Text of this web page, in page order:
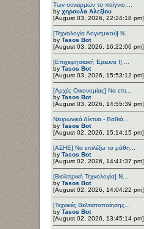
Των συνειρμών το παίγνιο....
by χηρουλα Αλεξίου
[August 03, 2026, 22:24:18 pm]
[Τεχνολογία Λογισμικού] Ν...
by Tasos Bot
[August 03, 2026, 16:22:06 pm]
[Επιχειρησιακή Έρευνα Ι] ...
by Tasos Bot
[August 03, 2026, 15:53:12 pm]
[Αρχές Οικονομίας] Να επι...
by Tasos Bot
[August 03, 2026, 14:55:39 pm]
Νευρωνικά Δίκτυα - Βαθιά...
by Tasos Bot
[August 02, 2026, 15:14:15 pm]
[ΑΣΗΕ] Να επιλέξω το μάθη...
by Tasos Bot
[August 02, 2026, 14:41:37 pm]
[Βιοϊατρική Τεχνολογία] Ν...
by Tasos Bot
[August 02, 2026, 14:04:22 pm]
[Τεχνικές Βελτιστοποίησης...
by Tasos Bot
[August 02, 2026, 13:45:14 pm]